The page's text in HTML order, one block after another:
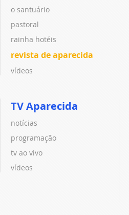
o santuário
pastoral
rainha hotéis
revista de aparecida
vídeos
TV Aparecida
notícias
programação
tv ao vivo
vídeos